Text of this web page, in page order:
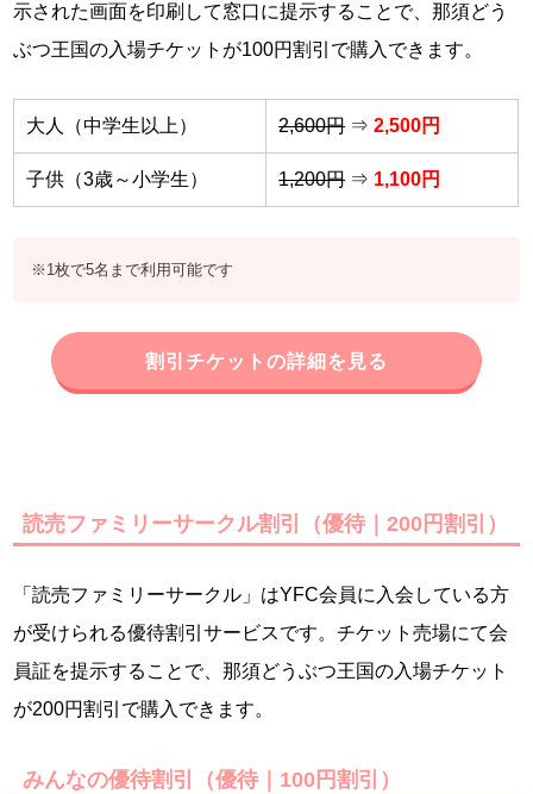
示された画面を印刷して窓口に提示することで、那須どう
ぶつ王国の入場チケットが100円割引で購入できます。
大人（中学生以上） 2,600円⇒2,500円
子供（3歳～小学生） 1,200円⇒ 1,100円
※1枚で5名まで利用可能です
割引チケットの詳細を見る
読売ファミリーサークル割引（優待｜200円割引）
「読売ファミリーサークル」はYFC会員に入会している方
が受けられる優待割引サービスです。チケット売場にて会
員証を提示することで、那須どうぶつ王国の入場チケット
が200円割引で購入できます。
みんなの優待割引（優待｜100円割引）